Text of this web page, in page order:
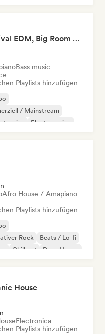
Mainstage ⚡ Festival EDM, Big Room & House Anthems
Bass music
Playlists hinzufügen
/ Mainstream
Electro swing
Afro House / Amapiano
Playlists hinzufügen
Rock
Beats / Lo-fi
Chill out Deep House
House
Electronica
Playlists hinzufügen